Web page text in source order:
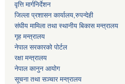
वृत्ति मार्गनिर्देशन
जिल्ला प्रशासन कार्यालय,रुपन्देही
संघीय मामिला तथा स्थानीय बिकास मन्त्रालय
गृह मन्त्रालय
नेपाल सरकारको पोर्टल
रक्षा मन्त्रालय
नेपाल कानुन आयोग
सूचना तथा सञ्चार मन्त्रालय